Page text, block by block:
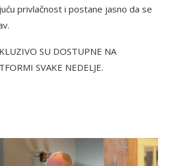
privlačnost i postane jasno da se
SU DOSTUPNE NA
SVAKE NEDELJE.